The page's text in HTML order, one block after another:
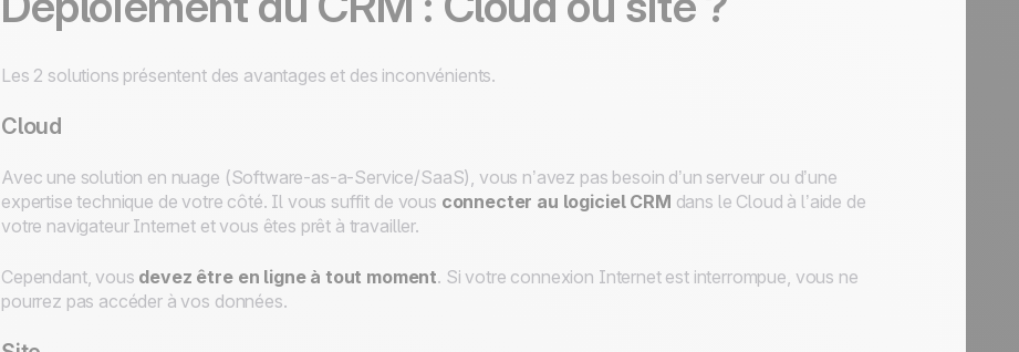
Les 2 solutions présentent des avantages et des inconvénients.
Cloud
Avec une solution en nuage (Software-as-a-Service/SaaS), vous n’avez pas besoin d’un serveur ou d’une
expertise technique de votre côté. Il vous suffit de vous connecter au logiciel CRM dans le Cloud à l’aide de
votre navigateur Internet et vous êtes prêt à travailler.
Cependant, vous devez être en ligne à tout moment. Si votre connexion Internet est interrompue, vous ne
pourrez pas accéder à vos données.